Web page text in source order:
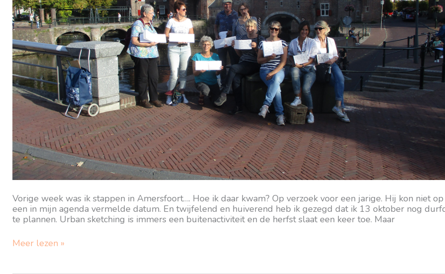
Vorige week was ik stappen in Amersfoort…. Hoe ik daar kwam? Op verzoek voor een jarige. Hij kon niet op
een in mijn agenda vermelde datum. En twijfelend en huiverend heb ik gezegd dat ik 13 oktober nog
te plannen. Urban sketching is immers een buitenactiviteit en de herfst slaat een keer toe. Maar
Op
Meer lezen »